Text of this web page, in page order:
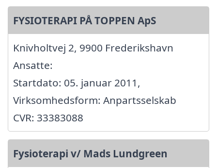
FYSIOTERAPI PÅ TOPPEN ApS
Knivholtvej 2, 9900 Frederikshavn
Ansatte:
Startdato: 05. januar 2011,
Virksomhedsform: Anpartsselskab
CVR: 33383088
Fysioterapi v/ Mads Lundgreen